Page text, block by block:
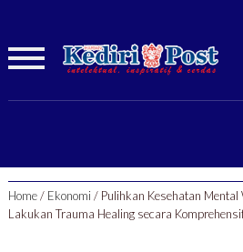
Home/ Ekonomi / Pulihkan Kesehatan Mental
Lakukan Trauma Healing secara